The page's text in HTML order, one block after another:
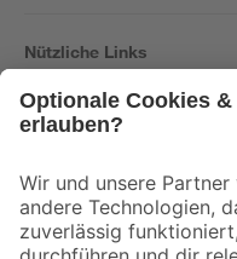
Nützliche Links
Der toom Newsletter: Keine
Zur Newsletter